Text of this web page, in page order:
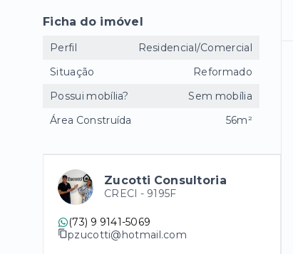
Ficha do imóvel
Perfil
Residencial/Comercial
Situação
Reformado
Possui mobília?
Sem mobília
Área Construída
56m²
Zucotti Consultoria
CRECI - 9195F
(73) 9 9141-5069
pzucotti@hotmail.com